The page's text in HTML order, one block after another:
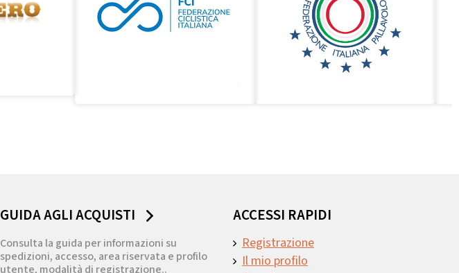
GUIDA AGLI ACQUISTI
Consulta la guida per informazioni su
spedizioni, accesso, area riservata e profilo
utente, modalità di registrazione..
ACCESSI RAPIDI
Registrazione
Il mio profilo